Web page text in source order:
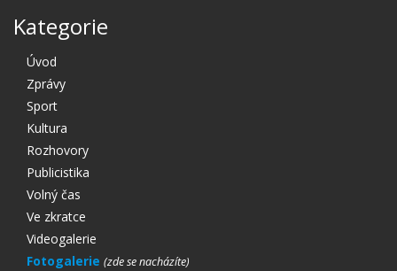
Kategorie
Úvod
Zprávy
Sport
Kultura
Rozhovory
Publicistika
Volný čas
Ve zkratce
Videogalerie
Fotogalerie